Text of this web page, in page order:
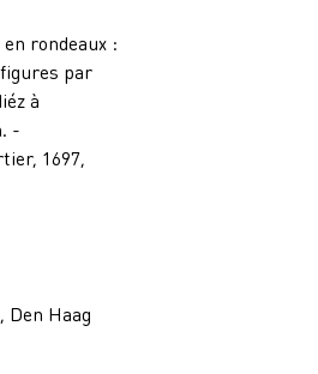
rondeaux :
par
à
-
1697,
Haag